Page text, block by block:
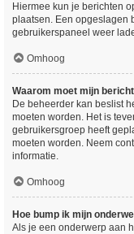
Hiermee kun je berichten
plaatsen. Een opgeslagen
gebruikerspaneel weer
Omhoog
Waarom moet mijn
De beheerder kan beslist
moeten worden. Het is
gebruikersgroep heeft
moeten worden. Neem
informatie.
Omhoog
Hoe bump ik mijn
Als je een onderwerp aan